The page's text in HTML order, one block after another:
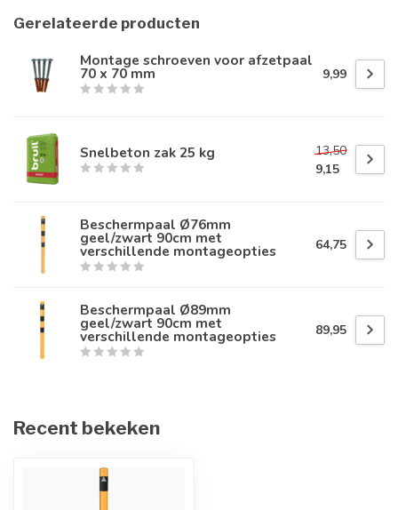
Gerelateerde producten
Montage schroeven voor afzetpaal
70 x 70 mm 9,99
Snelbeton zak 25 kg
13,50
9,15
Beschermpaal Ø76mm
geel/zwart 90cm met
verschillende montageopties 64,75
Beschermpaal Ø89mm
geel/zwart 90cm met
verschillende montageopties 89,95
Recent bekeken